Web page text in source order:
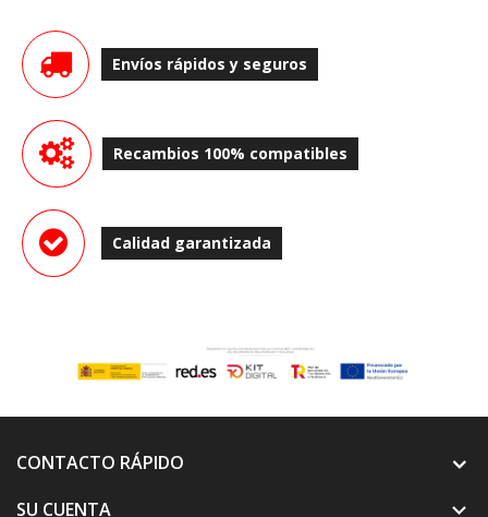
Envíos rápidos y seguros
Recambios 100% compatibles
Calidad garantizada
CONTACTO RÁPIDO
SU CUENTA
